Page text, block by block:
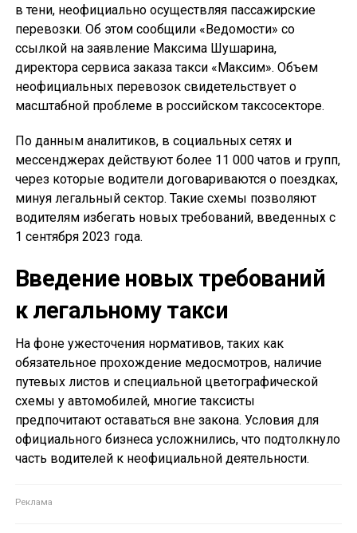
в тени, неофициально осуществляя пассажирские
перевозки. Об этом сообщили «Ведомости» со
ссылкой на заявление Максима Шушарина,
директора сервиса заказа такси «Максим». Объем
неофициальных перевозок свидетельствует о
масштабной проблеме в российском таксосекторе.
По данным аналитиков, в социальных сетях и
мессенджерах действуют более 11 000 чатов и групп,
через которые водители договариваются о поездках,
минуя легальный сектор. Такие схемы позволяют
водителям избегать новых требований, введенных с
1 сентября 2023 года.
Введение новых требований
к легальному такси
На фоне ужесточения нормативов, таких как
обязательное прохождение медосмотров, наличие
путевых листов и специальной цветографической
схемы у автомобилей, многие таксисты
предпочитают оставаться вне закона. Условия для
официального бизнеса усложнились, что подтолкнуло
часть водителей к неофициальной деятельности.